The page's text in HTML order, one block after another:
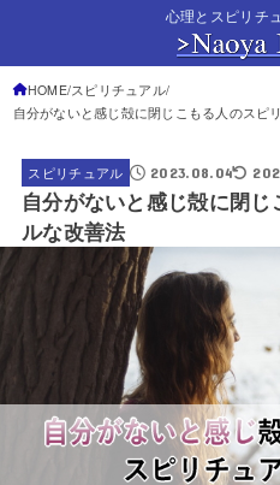
心理とスピリチ
HOME スピリチュアル
自分がないと感じ殻に閉じこもる人のスピ
スピリチュアル 2023.08.04
自分がないと感じ殻に閉
ルな改善法